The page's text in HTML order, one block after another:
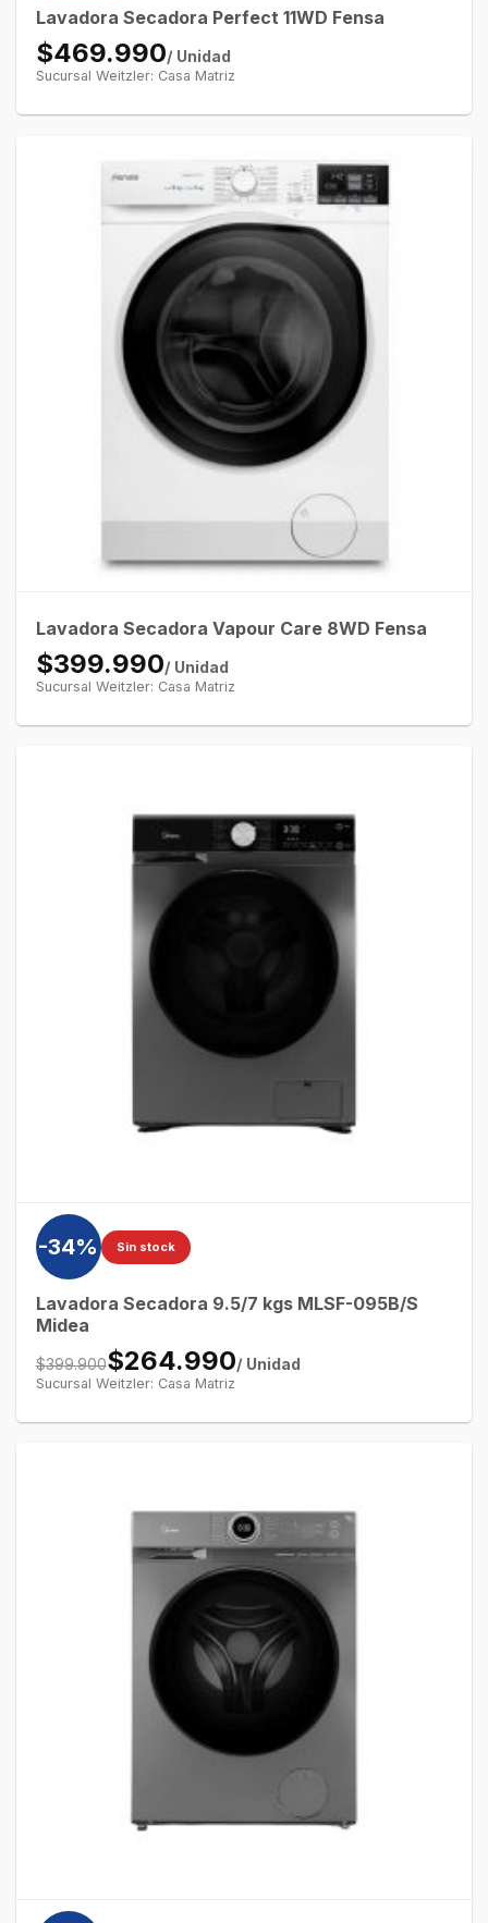
Lavadora Secadora Perfect 11WD Fensa
$469.990/ Unidad
Sucursal Weitzler: Casa Matriz
Lavadora Secadora Vapour Care 8WD Fensa
$399.990/ Unidad
Sucursal Weitzler: Casa Matriz
-34% Sin stock
Lavadora Secadora 9.5/7 kgs MLSF-095B/S
Midea
$399.900$264.990/ Unidad
Sucursal Weitzler: Casa Matriz